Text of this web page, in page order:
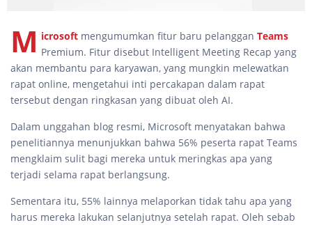
M icrosoft mengumumkan fitur baru pelanggan Teams
Premium. Fitur disebut Intelligent Meeting Recap yang
akan membantu para karyawan, yang mungkin melewatkan
rapat online, mengetahui inti percakapan dalam rapat
tersebut dengan ringkasan yang dibuat oleh AI.
Dalam unggahan blog resmi, Microsoft menyatakan bahwa
penelitiannya menunjukkan bahwa 56% peserta rapat Teams
mengklaim sulit bagi mereka untuk meringkas apa yang
terjadi selama rapat berlangsung.
Sementara itu, 55% lainnya melaporkan tidak tahu apa yang
harus mereka lakukan selanjutnya setelah rapat. Oleh sebab